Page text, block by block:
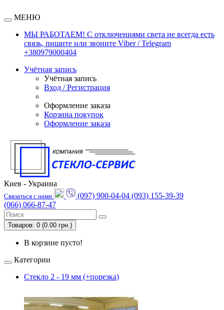
МЕНЮ
МЫ РАБОТАЕМ! С отключениями света не всегда есть
связь, пишите или звоните Viber / Telegram
+380979000404
Учётная запись
Учётная запись
Вход / Регистрация
Оформление заказа
Корзина покупок
Оформление заказа
Киев - Украина
Связаться с нами (097) 900-04-04 (093) 155-39-39
(066) 066-87-47
Товаров: 0 (0.00 грн.)
В корзине пусто!
Категории
Стекло 2 - 19 мм (+порезка)